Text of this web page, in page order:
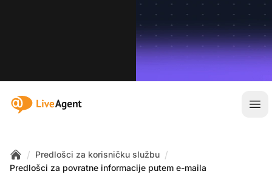
:site.title
Home
/ Predlošci za korisničku službu /
Predlošci za povratne informacije putem e-maila